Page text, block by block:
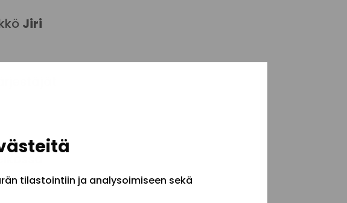
tilastointiin ja analysoimiseen sekä
Jiri